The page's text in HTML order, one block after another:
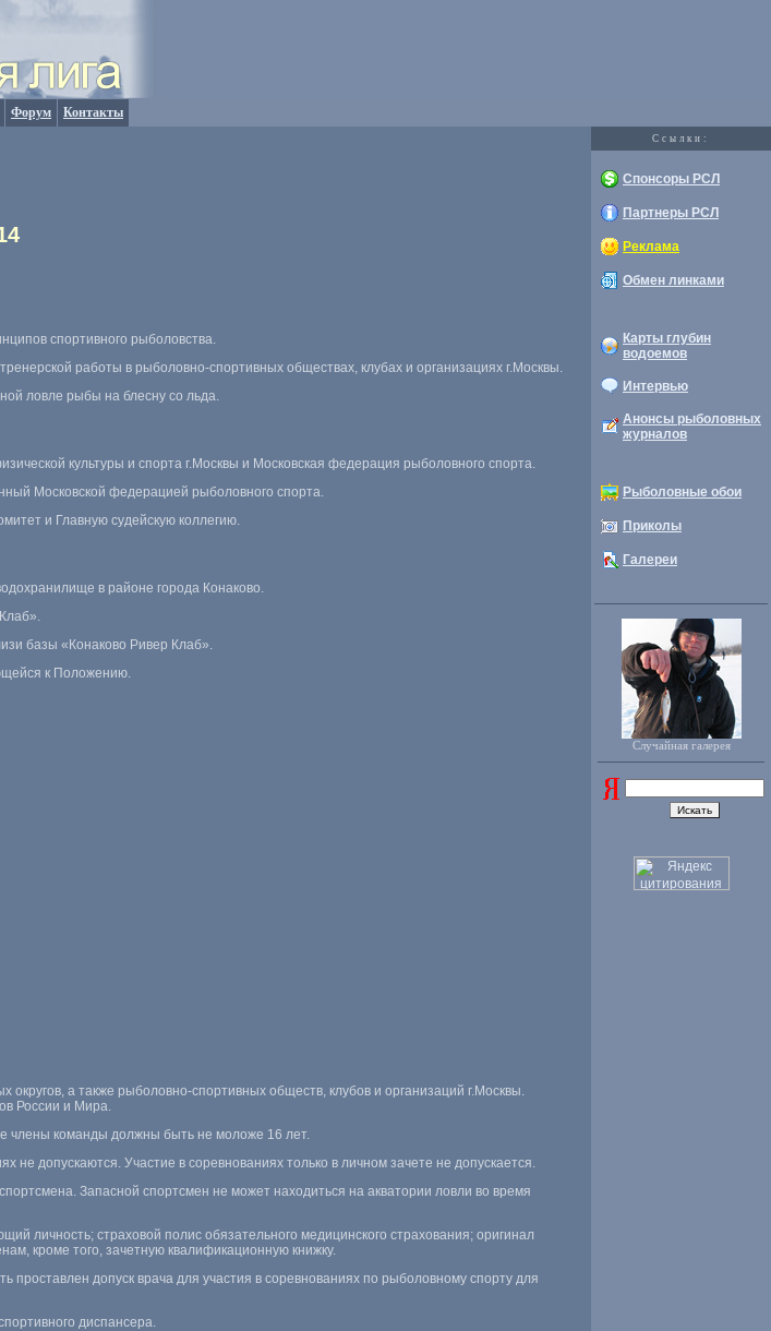
Форум Контакты
Cсылки:
спортивного рыболовства.
работы в рыболовно-спортивных обществах, клубах и организациях г.Москвы.
ловле рыбы на блесну со льда.
культуры и спорта г.Москвы и Московская федерация рыболовного спорта.
Московской федерацией рыболовного спорта.
и Главную судейскую коллегию.
в районе города Конаково.
базы «Конаково Ривер Клаб».
к Положению.
а также рыболовно-спортивных обществ, клубов и организаций г.Москвы.
России и Мира.
члены команды должны быть не моложе 16 лет.
допускаются. Участие в соревнованиях только в личном зачете не допускается.
Запасной спортсмен не может находиться на акватории ловли во время
личность; страховой полис обязательного медицинского страхования; оригинал
кроме того, зачетную квалификационную книжку.
допуск врача для участия в соревнованиях по рыболовному спорту для
диспансера.
Спонсоры РСЛ
Партнеры РСЛ
Реклама
Обмен линками
Карты глубин
водоемов
Интервью
Анонсы рыболовных
журналов
Рыболовные обои
Приколы
Галереи
Случайная галерея